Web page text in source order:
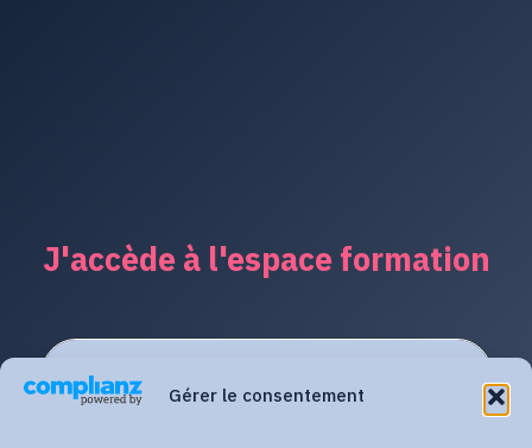
Gérer le consentement
J'accède à l'espace formation